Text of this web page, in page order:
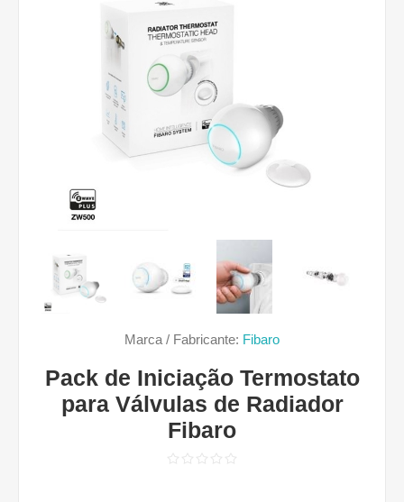
Marca / Fabricante: Fibaro
Pack de Iniciação Termostato
para Válvulas de Radiador
Fibaro